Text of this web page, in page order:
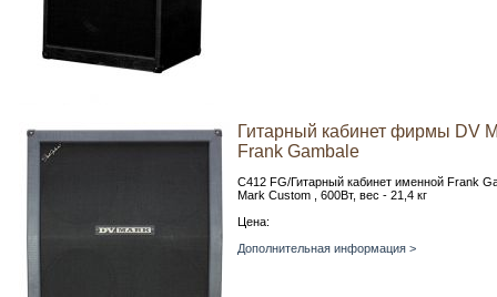
Гитарный кабинет фирмы DV
Frank Gambale
C412 FG/Гитарный кабинет именной Frank
Mark Custom , 600Вт, вес - 21,4 кг
Цена:
Дополнительная информация >